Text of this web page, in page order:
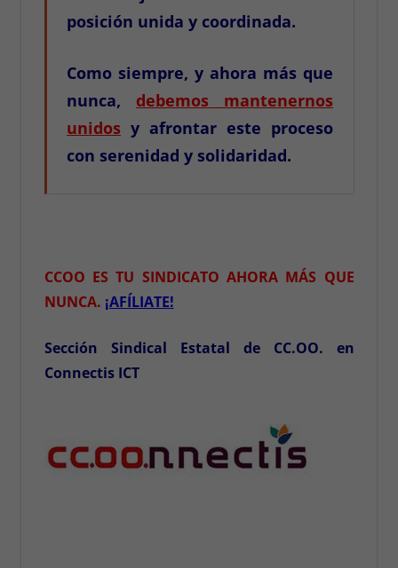
posición unida y coordinada.
Como siempre, y ahora más que
nunca, debemos mantenernos
unidos y afrontar este proceso
con serenidad y solidaridad.
CCOO ES TU SINDICATO AHORA MÁS QUE
NUNCA. ¡AFÍLIATE!
Sección Sindical Estatal de CC.OO. en
Connectis ICT